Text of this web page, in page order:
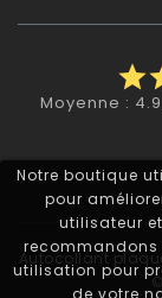
Notre boutique
pour
utilisateur
utilisation pour
de votre
star
Moyenne : 4.9
Autocollant